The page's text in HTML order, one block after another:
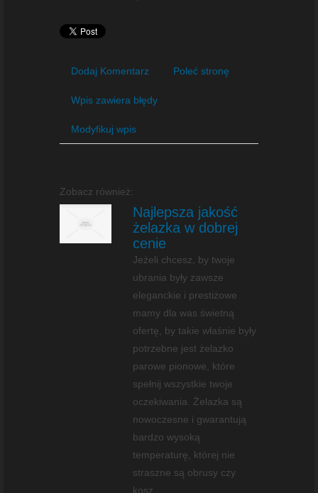
Dodaj Komentarz Poleć stronę
Wpis zawiera błędy
Modyfikuj wpis
Zobacz również:
Najlepsza jakość
żelazka w dobrej
cenie
Jeżeli chcesz, by twoje
ubrania były zawsze
eleganckie i prestiżowe
mamy dla was świetną
ofertę, by takie właśnie były
potrzebne jest żelazko
parowe pionowe, które
spełnij wszystkie twoje
oczekiwania. Żelazka są
nowoczesne i gwarantują
bardzo wysoką
temperaturę, której nie
straszne są obrusy czy
kosz...